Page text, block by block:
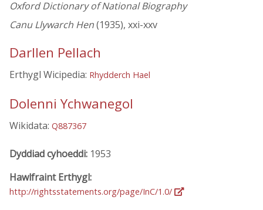
Oxford Dictionary of National Biography
Canu Llywarch Hen(1935), xxi-xxv
Darllen Pellach
Erthygl Wicipedia: Rhydderch Hael
Dolenni Ychwanegol
Wikidata: Q887367
Dyddiad cyhoeddi: 1953
Hawlfraint Erthygl:
http://rightsstatements.org/page/InC/1.0/